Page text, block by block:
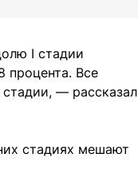
I стадии
процента. Все
— рассказал
стадиях мешают